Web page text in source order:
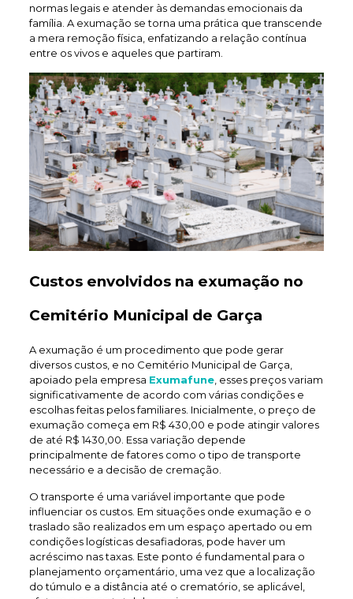
normas legais e atender às demandas emocionais da
família. A exumação se torna uma prática que transcende
a mera remoção física, enfatizando a relação contínua
entre os vivos e aqueles que partiram.
Custos envolvidos na exumação no
Cemitério Municipal de Garça
A exumação é um procedimento que pode gerar
diversos custos, e no Cemitério Municipal de Garça,
apoiado pela empresa Exumafune, esses preços variam
significativamente de acordo com várias condições e
escolhas feitas pelos familiares. Inicialmente, o preço de
exumação começa em R$ 430,00 e pode atingir valores
de até R$ 1430,00. Essa variação depende
principalmente de fatores como o tipo de transporte
necessário e a decisão de cremação.
O transporte é uma variável importante que pode
influenciar os custos. Em situações onde exumação e o
traslado são realizados em um espaço apertado ou em
condições logísticas desafiadoras, pode haver um
acréscimo nas taxas. Este ponto é fundamental para o
planejamento orçamentário, uma vez que a localização
do túmulo e a distância até o crematório, se aplicável,